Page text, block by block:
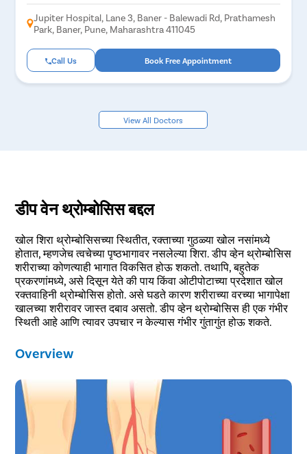
Jupiter Hospital, Lane 3, Baner - Balewadi Rd, Prathamesh
Park, Baner, Pune, Maharashtra 411045
Call Us Book Free Appointment
View All Doctors
डीप वेन थ्रोम्बोसिस बद्दल
खोल शिरा थ्रोम्बोसिसच्या स्थितीत, रक्ताच्या गुठळ्या खोल नसांमध्ये
होतात, म्हणजेच त्वचेच्या पृष्ठभागावर नसलेल्या शिरा. डीप व्हेन थ्रोम्बोसिस
शरीराच्या कोणत्याही भागात विकसित होऊ शकतो. तथापि, बहुतेक
प्रकरणांमध्ये, असे दिसून येते की पाय किंवा ओटीपोटाच्या प्रदेशात खोल
रक्तवाहिनी थ्रोम्बोसिस होतो. असे घडते कारण शरीराच्या वरच्या भागापेक्षा
खालच्या शरीरावर जास्त दबाव असतो. डीप व्हेन थ्रोम्बोसिस ही एक गंभीर
स्थिती आहे आणि त्यावर उपचार न केल्यास गंभीर गुंतागुंत होऊ शकते.
Overview